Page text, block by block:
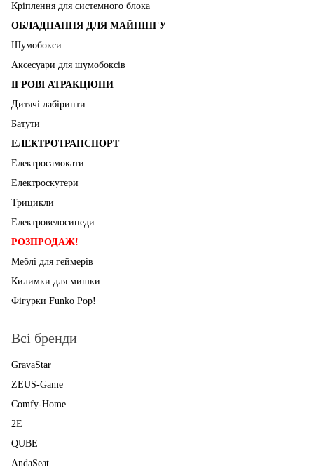
Кріплення для системного блока
ОБЛАДНАННЯ ДЛЯ МАЙНІНГУ
Шумобокси
Аксесуари для шумобоксів
ІГРОВІ АТРАКЦІОНИ
Дитячі лабіринти
Батути
ЕЛЕКТРОТРАНСПОРТ
Електросамокати
Електроскутери
Трицикли
Електровелосипеди
РОЗПРОДАЖ!
Меблі для геймерів
Килимки для мишки
Фігурки Funko Pop!
Всі бренди
GravaStar
ZEUS-Game
Comfy-Home
2E
QUBE
AndaSeat